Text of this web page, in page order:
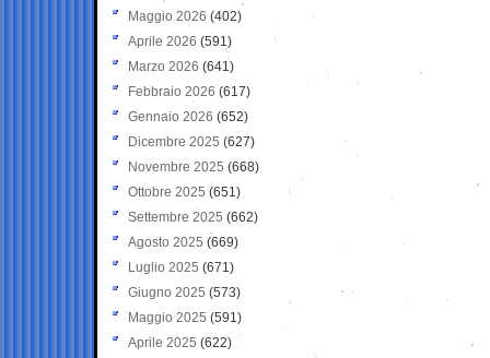
Maggio 2026 (402)
Aprile 2026 (591)
Marzo 2026 (641)
Febbraio 2026 (617)
Gennaio 2026 (652)
Dicembre 2025 (627)
Novembre 2025 (668)
Ottobre 2025 (651)
Settembre 2025 (662)
Agosto 2025 (669)
Luglio 2025 (671)
Giugno 2025 (573)
Maggio 2025 (591)
Aprile 2025 (622)